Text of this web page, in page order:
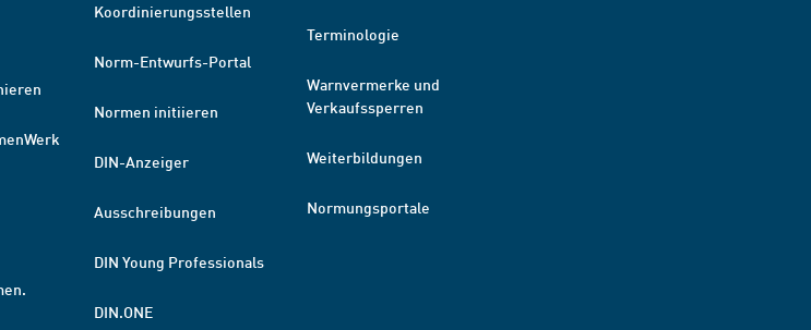
Koordinierungsstellen
Norm-Entwurfs-Portal
Normen initiieren
DIN-Anzeiger
Ausschreibungen
DIN Young Professionals
DIN.ONE
Terminologie
Warnvermerke und
Verkaufssperren
Weiterbildungen
Normungsportale